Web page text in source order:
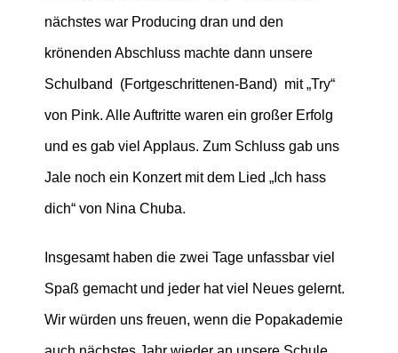
nächstes war Producing dran und den
krönenden Abschluss machte dann unsere
Schulband (Fortgeschrittenen-Band) mit „Try“
von Pink. Alle Auftritte waren ein großer Erfolg
und es gab viel Applaus. Zum Schluss gab uns
Jale noch ein Konzert mit dem Lied „Ich hass
dich“ von Nina Chuba.
Insgesamt haben die zwei Tage unfassbar viel
Spaß gemacht und jeder hat viel Neues gelernt.
Wir würden uns freuen, wenn die Popakademie